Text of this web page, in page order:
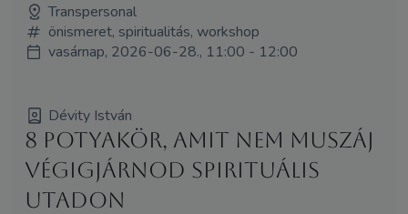
Transpersonal
önismeret, spiritualitás, workshop
vasárnap, 2026-06-28., 11:00 - 12:00
Dévity István
8 potyakör, amit nem muszáj
végigjárnod spirituális
utadon